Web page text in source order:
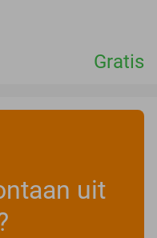
Gratis
uit